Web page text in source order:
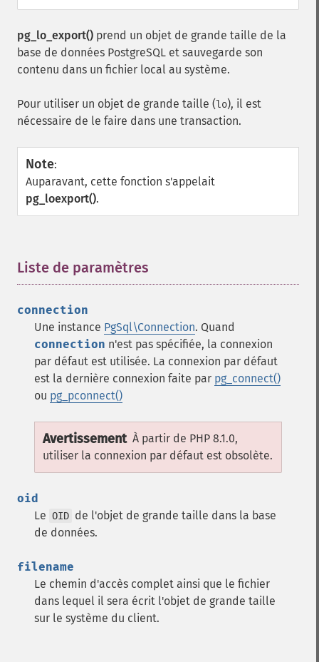
pg_lo_export() prend un objet de grande taille de la
base de données PostgreSQL et sauvegarde son
contenu dans un fichier local au système.
Pour utiliser un objet de grande taille (lo), il est
nécessaire de le faire dans une transaction.
Note:
Auparavant, cette fonction s'appelait
pg_loexport().
Liste de paramètres
connection
Une instance PgSql\Connection. Quand
connection n'est pas spécifiée, la connexion
par défaut est utilisée. La connexion par défaut
est la dernière connexion faite par pg_connect()
ou pg_pconnect()
Avertissement À partir de PHP 8.1.0,
utiliser la connexion par défaut est obsolète.
oid
Le OID de l'objet de grande taille dans la base
de données.
filename
Le chemin d'accès complet ainsi que le fichier
dans lequel il sera écrit l'objet de grande taille
sur le système du client.